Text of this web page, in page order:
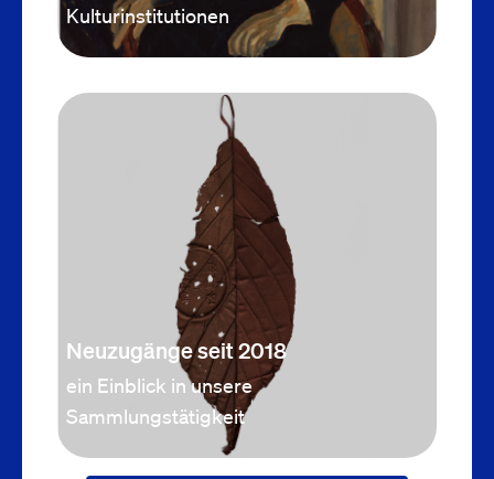
Kulturinstitutionen
Neuzugänge seit 2018
ein Einblick in unsere
Sammlungstätigkeit